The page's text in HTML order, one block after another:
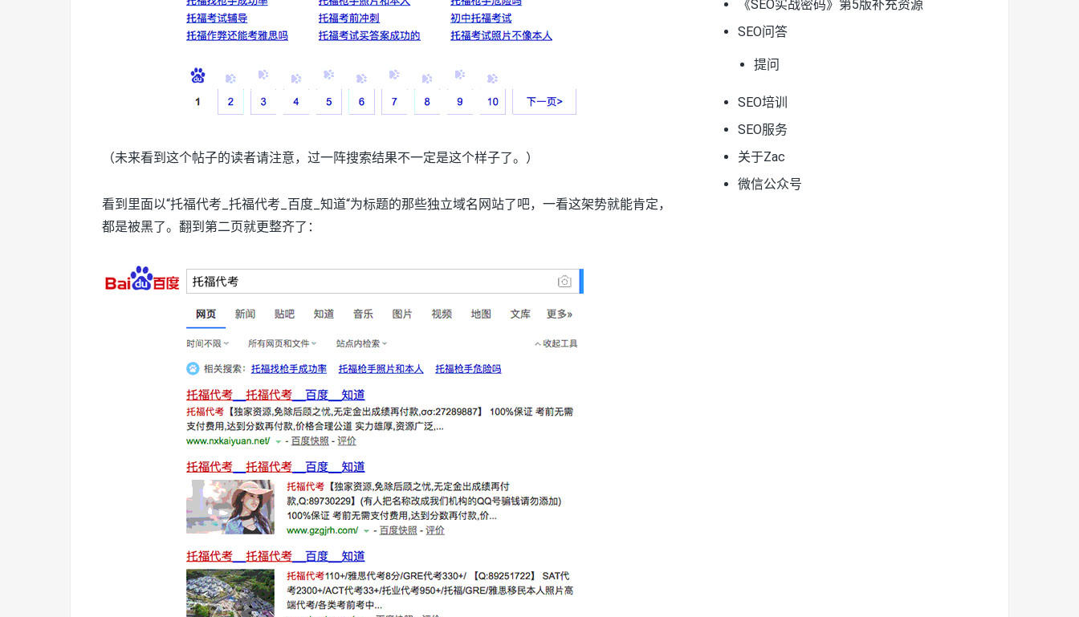
（未来看到这个帖子的读者请注意，过一阵搜索结果不一定是这个样子了。）
看到里面以“托福代考_托福代考_百度_知道“为标题的那些独立域名网站了吧，一看这架势就能肯定，
都是被黑了。翻到第二页就更整齐了：
《SEO实战密码》第5版补充资源
SEO问答
提问
SEO培训
SEO服务
关于Zac
微信公众号